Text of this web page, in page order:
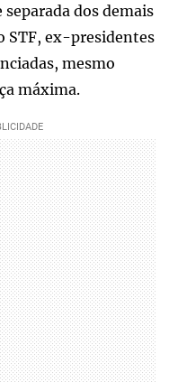
dos demais
STF, ex-presidentes
mesmo
máxima.